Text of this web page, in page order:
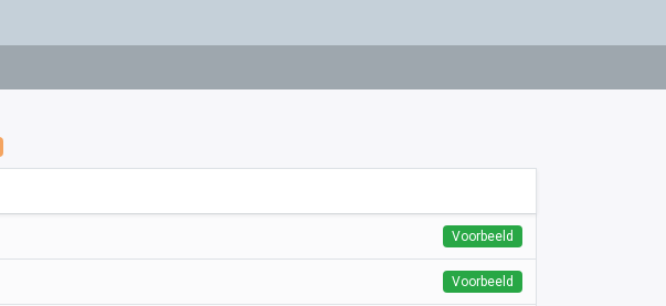
Voorbeeld
Voorbeeld